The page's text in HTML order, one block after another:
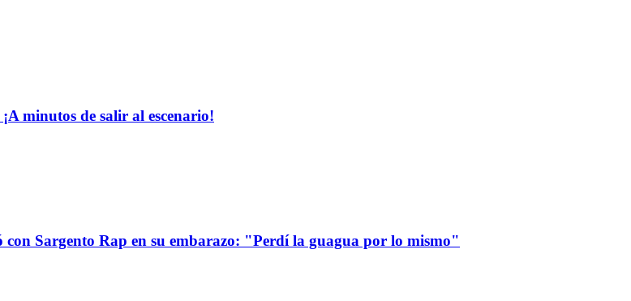
minutos de salir al escenario!
Sargento Rap en su embarazo: "Perdí la guagua por lo mismo"